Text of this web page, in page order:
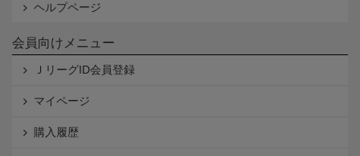
ヘルプページ
会員向けメニュー
ＪリーグID会員登録
マイページ
購入履歴